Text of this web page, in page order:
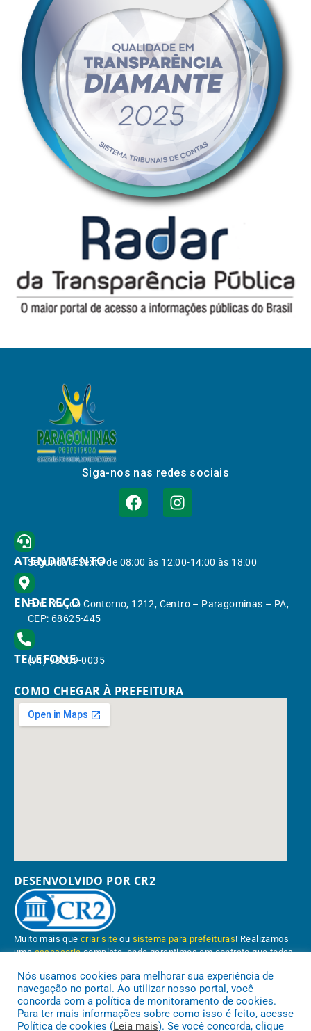
Siga-nos nas redes sociais
ATENDIMENTO
Segunda à Sexta de 08:00 às 12:00-14:00 às 18:00
ENDEREÇO
End.: Av. do Contorno, 1212, Centro – Paragominas – PA,
CEP: 68625-445
TELEFONE
(91) 98309-0035
COMO CHEGAR À PREFEITURA
DESENVOLVIDO POR CR2
Muito mais quecriar site ou sistema para prefeituras! Realizamos
umaassessoriacompleta, onde garantimos em contrato que todas
Conheça oPNTP e oRadar da Transparência Pública
Nós usamos cookies para melhorar sua experiência de
navegação no portal. Ao utilizar nosso portal, você
concorda com a política de monitoramento de cookies.
Para ter mais informações sobre como isso é feito, acesse
Política de cookies (Leia mais). Se você concorda, clique